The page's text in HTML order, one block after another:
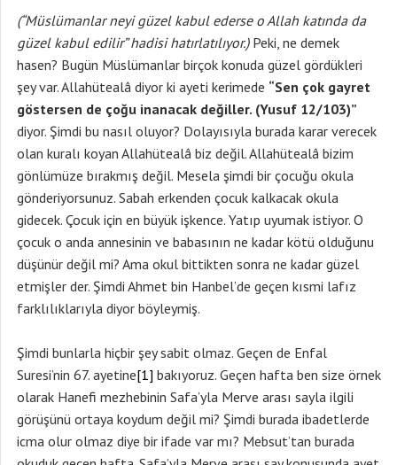
(“Müslümanlar neyi güzel kabul ederse o Allah katında da
güzel kabul edilir” hadisi hatırlatılıyor.) Peki, ne demek
hasen? Bugün Müslümanlar birçok konuda güzel gördükleri
şey var. Allahütealâ diyor ki ayeti kerimede “Sen çok gayret
göstersen de çoğu inanacak değiller. (Yusuf 12/103)”
diyor. Şimdi bu nasıl oluyor? Dolayısıyla burada karar verecek
olan kuralı koyan Allahütealâ biz değil. Allahütealâ bizim
gönlümüze bırakmış değil. Mesela şimdi bir çocuğu okula
gönderiyorsunuz. Sabah erkenden çocuk kalkacak okula
gidecek. Çocuk için en büyük işkence. Yatıp uyumak istiyor. O
çocuk o anda annesinin ve babasının ne kadar kötü olduğunu
düşünür değil mi? Ama okul bittikten sonra ne kadar güzel
etmişler der. Şimdi Ahmet bin Hanbel’de geçen kısmi lafız
farklılıklarıyla diyor böyleymiş.
Şimdi bunlarla hiçbir şey sabit olmaz. Geçen de Enfal
Suresi’nin 67. ayetine[1] bakıyoruz. Geçen hafta ben size örnek
olarak Hanefi mezhebinin Safa’yla Merve arası sayla ilgili
görüşünü ortaya koydum değil mi? Şimdi burada ibadetlerde
icma olur olmaz diye bir ifade var mı? Mebsut’tan burada